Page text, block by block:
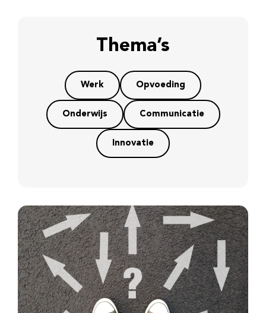
Thema’s
Werk Opvoeding
Onderwijs Communicatie
Innovatie